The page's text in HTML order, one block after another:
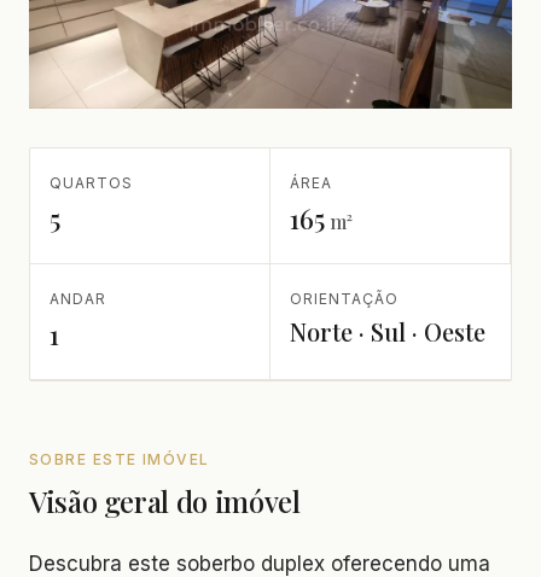
QUARTOS
5
ÁREA
165 m²
ANDAR
1
ORIENTAÇÃO
Norte · Sul · Oeste
SOBRE ESTE IMÓVEL
Visão geral do imóvel
Descubra este soberbo duplex oferecendo uma